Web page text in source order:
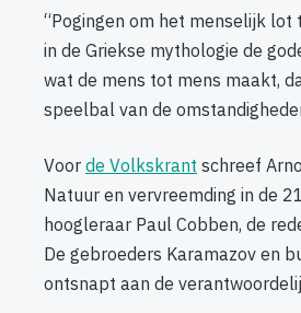
“Pogingen om het menselijk
in de Griekse mythologie de
wat de mens tot mens maakt,
speelbal van de
Voor de Volkskrant schreef
Natuur en vervreemding in de
hoogleraar Paul Cobben, de
De gebroeders Karamazov en
ontsnapt aan de